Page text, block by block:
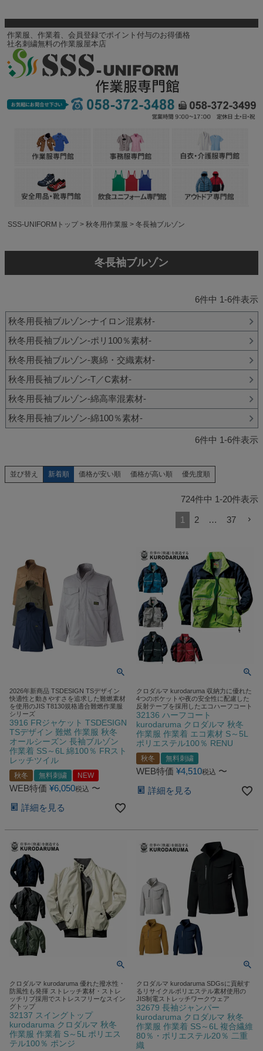
作業服、作業着、会員登録でポイント付与のお得価格
社名刺繍無料の作業服屋本店
SSS-UNIFORMトップ 秋冬用作業服 冬長袖ブルゾン
冬長袖ブルゾン
6件中 1-6件表示
秋冬用長袖ブルゾン-ナイロン混素材-
秋冬用長袖ブルゾン-ポリ100％素材-
秋冬用長袖ブルゾン-裏綿・交織素材-
秋冬用長袖ブルゾン-T／C素材-
秋冬用長袖ブルゾン-綿高率混素材-
秋冬用長袖ブルゾン-綿100％素材-
6件中 1-6件表示
並び替え 新着順 価格が安い順 価格が高い順 優先度順
724件中 1-20件表示
1 2 … 37
2026年新商品 TSDESIGN TSデザイン
快適性と動きやすさを追求した難燃素材
を使用のJIS T8130規格適合難燃作業服
シリーズ
3916 FRジャケット TSDESIGN
TSデザイン 難燃 作業服 秋冬
オールシーズン 長袖ブルゾン
作業着 SS～6L 綿100％ FRスト
レッチツイル
秋冬 無料刺繍 NEW
WEB特価 ¥6,050税込 〜
詳細を見る
クロダルマ kurodaruma 収納力に優れた
4つのポケットや夜の安全性に配慮した
反射テープを採用したエコハーフコート
32136 ハーフコート
kurodaruma クロダルマ 秋冬
作業服 作業着 エコ素材 S～5L
ポリエステル100％ RENU
秋冬 無料刺繍
WEB特価 ¥4,510税込 〜
詳細を見る
クロダルマ kurodaruma 優れた撥水性・
防風性も発揮 ストレッチ素材・ストレ
ッチリブ採用でストレスフリーなスイン
グトップ
32137 スイングトップ
kurodaruma クロダルマ 秋冬
作業服 作業着 S～5L ポリエス
テル100％ ポンジ
クロダルマ kurodaruma SDGsに貢献す
るリサイクルポリエステル素材使用の
JIS制電ストレッチワークウェア
32679 長袖ジャンパー
kurodaruma クロダルマ 秋冬
作業服 作業着 SS～6L 複合繊維
80％・ポリエステル20％ 二重
織